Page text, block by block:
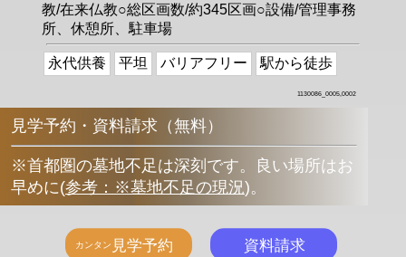
教/在来仏教○総区画数/約345区画○設備/管理事務
所、休憩所、駐車場
永代供養 平坦 バリアフリー 駅から徒歩
1130086_0005,0002
見学予約・資料請求（無料）
※首都圏の墓地不足は深刻です。良い場所はお
早めに(参考：※墓地不足の現況)。